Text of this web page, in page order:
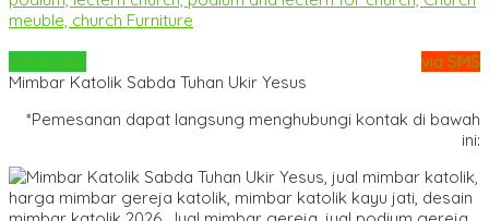
Whatsapp
via SMS
Mimbar Katolik Sabda Tuhan Ukir Yesus
*Pemesanan dapat langsung menghubungi kontak di bawah
ini: